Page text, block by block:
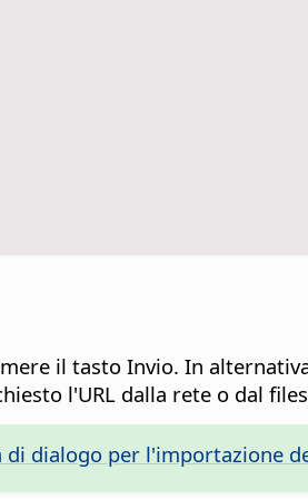
il tasto Invio. In
l'URL dalla rete o dal
dialogo per l'importazione